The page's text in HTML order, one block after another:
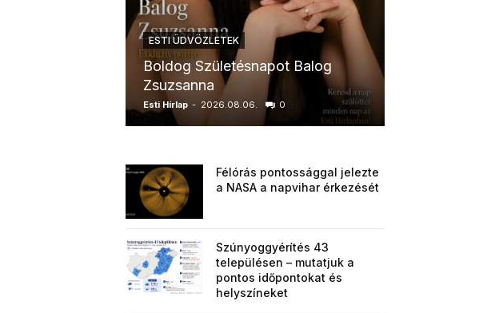
ESTI ÜDVÖZLETEK
Boldog Születésnapot Balog
Zsuzsanna
Esti Hírlap - 2026.08.06. 0
Félórás pontossággal jelezte
a NASA a napvihar érkezését
Szúnyoggyérítés 43
településen – mutatjuk a
pontos időpontokat és
helyszíneket